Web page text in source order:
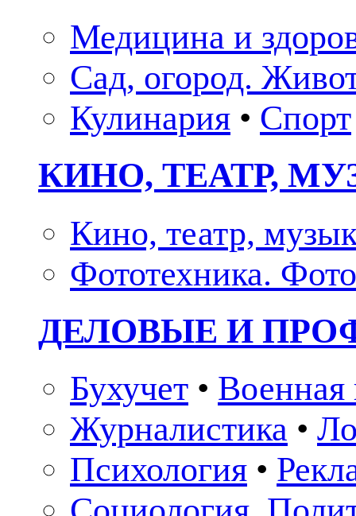
Медицина и
Сад, огород.
Кулинария • Спорт
КИНО, ТЕАТР,
Кино, театр,
Фототехника.
ДЕЛОВЫЕ И
Бухучет • Военная
Журналистика •
Психология •